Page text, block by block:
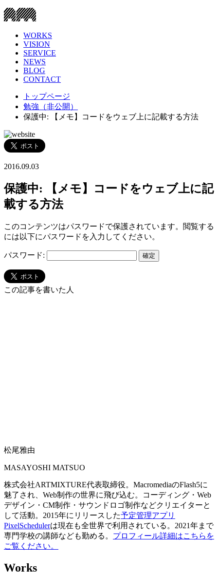
WORKS
VISION
SERVICE
NEWS
BLOG
CONTACT
トップページ
勉強（非公開）
保護中: 【メモ】コードをウェブ上に記載する方法
2016.09.03
保護中: 【メモ】コードをウェブ上に記
載する方法
このコンテンツはパスワードで保護されています。閲覧する
には以下にパスワードを入力してください。
パスワード:
この記事を書いた人
松尾雅由
MASAYOSHI MATSUO
株式会社ARTMIXTURE代表取締役。MacromediaのFlash5に
魅了され、Web制作の世界に飛び込む。コーディング・Web
デザイン・CM制作・サウンドロゴ制作などクリエイターと
して活動。2015年にリリースした予定管理アプリ
PixelSchedulerは現在も全世界で利用されている。2021年まで
専門学校の講師なども勤める。 プロフィール詳細はこちらを
ご覧ください。
Works